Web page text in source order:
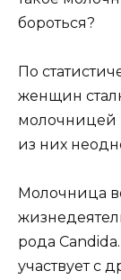
бороться?
По
женщин
молочницей
из них
Молочница
рода
участвует с